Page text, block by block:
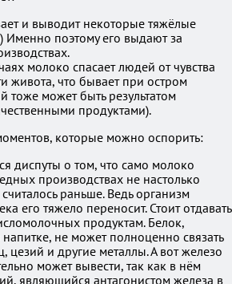
и выводит некоторые тяжёлые
Именно поэтому его выдают за
молоко спасает людей от чувства
живота, что бывает при остром
тоже может быть результатом
продуктами).
которые можно оспорить:
диспуты о том, что само молоко
производствах не настолько
раньше. Ведь организм
его тяжело переносит. Стоит отдавать
продуктам. Белок,
не может полноценно связать
цезий и другие металлы. А вот железо
может вывести, так как в нём
являющийся антагонистом железа в